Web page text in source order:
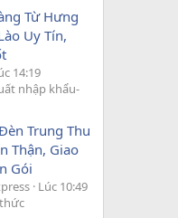
Từ Hưng
Uy Tín,
14:19
nhập khẩu-
Trung Thu
Thận, Giao
Gói
Lúc 10:49